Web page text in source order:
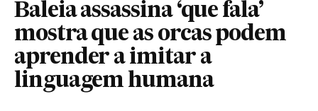
Baleia assassina ‘que fala’
mostra que as orcas podem
aprender a imitar a
linguagem humana